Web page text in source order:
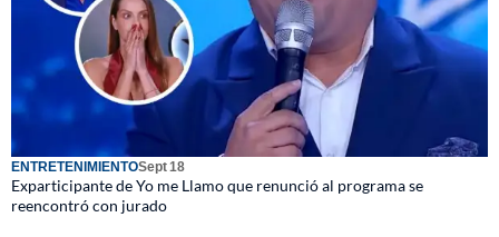
ENTRETENIMIENTOSept 18
Exparticipante de Yo me Llamo que renunció al programa se
reencontró con jurado